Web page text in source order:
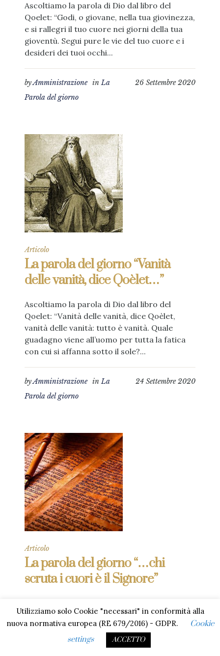
Ascoltiamo la parola di Dio dal libro del
Qoelet: “Godi, o giovane, nella tua giovinezza,
e si rallegri il tuo cuore nei giorni della tua
gioventù. Segui pure le vie del tuo cuore e i
desideri dei tuoi occhi...
26 Settembre 2020
byAmministrazione inLa
Parola del giorno
Articolo
La parola del giorno “Vanità
delle vanità, dice Qoèlet…”
Ascoltiamo la parola di Dio dal libro del
Qoelet: “Vanità delle vanità, dice Qoèlet,
vanità delle vanità: tutto è vanità. Quale
guadagno viene all’uomo per tutta la fatica
con cui si affanna sotto il sole?...
24 Settembre 2020
byAmministrazione inLa
Parola del giorno
Articolo
La parola del giorno “…chi
scruta i cuori è il Signore”
Proverbi: “Il cuore del re è un corso d’acqua
in mano al Signore: lo dirige dovunque egli
vuole. Agli occhi dell’uomo ogni sua via
sembra diritta, ma chi scruta i cuori è il
Utilizziamo solo Cookie "necessari" in conformità alla
nuova normativa europea (RE 679/2016) - GDPR.
Cookie
settings
ACCETTO